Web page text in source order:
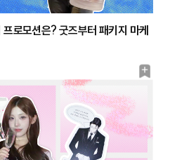
북
로모션은? 굿즈부터 패키지 마케